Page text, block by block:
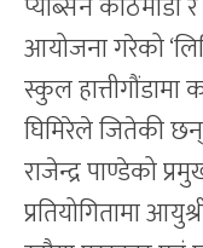
आयोजना गरेको
स्कुल
घिमिरेले जितेकी छन्
राजेन्द्र पाण्डेको
प्रतियोगितामा